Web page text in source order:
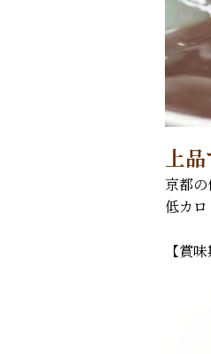
上
京都
低カ
【賞